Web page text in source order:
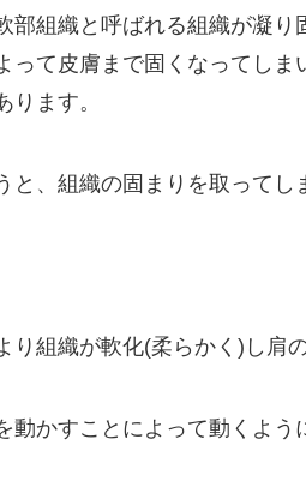
部組織と呼ばれる組織が凝
って皮膚まで固くなってし
ります。
と、組織の固まりを取って
り組織が軟化(柔らかく)し肩
動かすことによって動くよう